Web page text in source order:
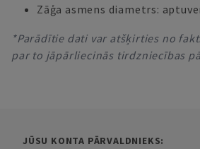
Zāģa asmens diametrs:
*Parādītie dati var atšķirties no
par to jāpārliecinās tirdzniecības
JŪSU KONTA PĀRVALDNIEKS: